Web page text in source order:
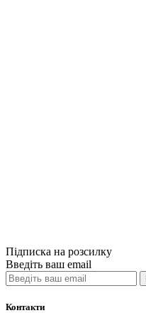
Підписка на розсилку
Введіть ваш email
Контакти